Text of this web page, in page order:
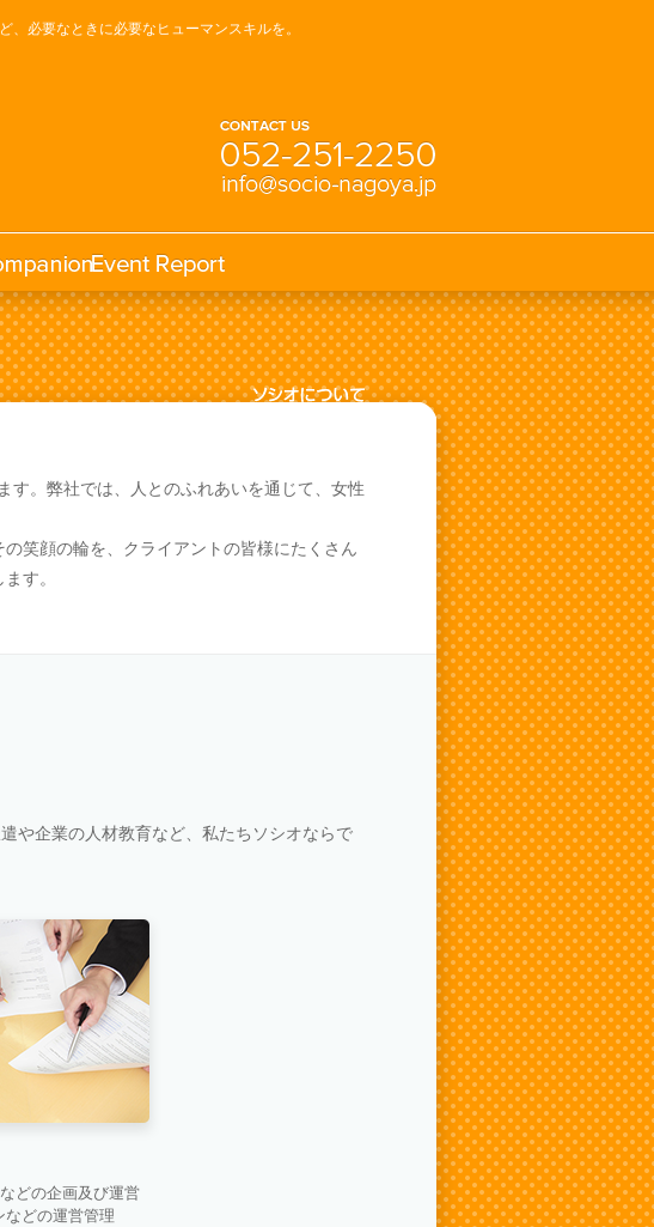
必要なときに必要なヒューマンスキルを。
す。弊社では、人とのふれあいを通じて、女性
笑顔の輪を、クライアントの皆様にたくさん
す。
や企業の人材教育など、私たちソシオならで
どの企画及び運営
どの運営管理